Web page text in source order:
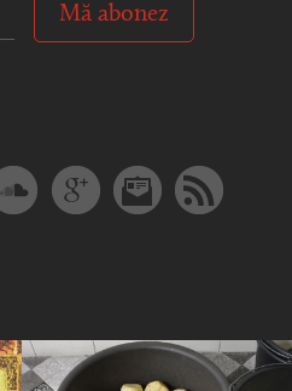
Mă abonez